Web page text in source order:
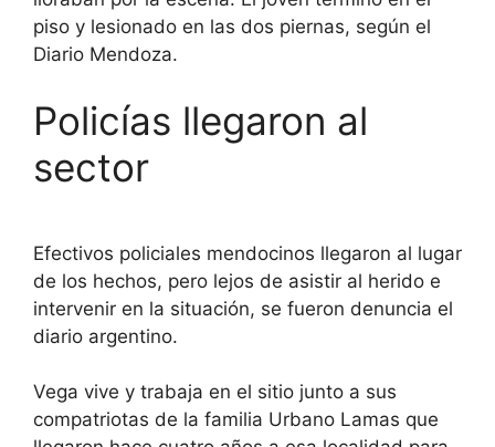
piso y lesionado en las dos piernas, según el
Diario Mendoza.
Policías llegaron al
sector
Efectivos policiales mendocinos llegaron al lugar
de los hechos, pero lejos de asistir al herido e
intervenir en la situación, se fueron denuncia el
diario argentino.
Vega vive y trabaja en el sitio junto a sus
compatriotas de la familia Urbano Lamas que